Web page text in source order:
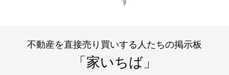
不動産を直接売り買いする人たちの掲示板
「家いちば」